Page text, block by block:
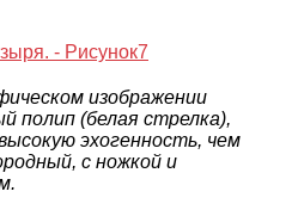
изображении
полип (белая стрелка),
эхогенность, чем
с ножкой и